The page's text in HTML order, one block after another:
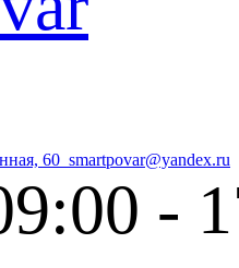
60 smartpovar@yandex.ru
-